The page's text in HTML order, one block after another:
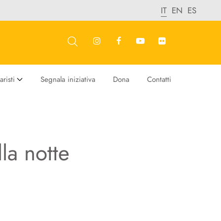
IT EN ES
Segnala iniziativa Dona Contatti
notte